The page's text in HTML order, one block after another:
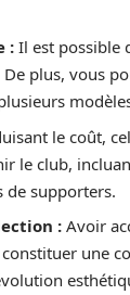
: Il est possible
plus, vous
le coût,
le club,
de supporters.
: Avoir
une